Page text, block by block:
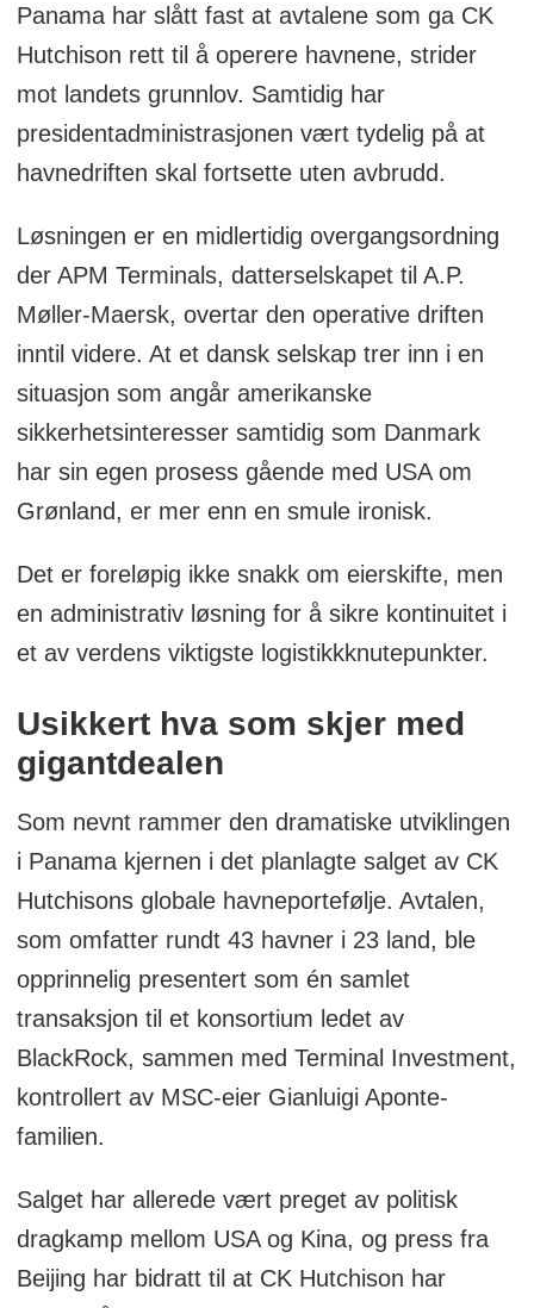
Panama har slått fast at avtalene som ga CK
Hutchison rett til å operere havnene, strider
mot landets grunnlov. Samtidig har
presidentadministrasjonen vært tydelig på at
havnedriften skal fortsette uten avbrudd.
Løsningen er en midlertidig overgangsordning
der APM Terminals, datterselskapet til A.P.
Møller-Maersk, overtar den operative driften
inntil videre. At et dansk selskap trer inn i en
situasjon som angår amerikanske
sikkerhetsinteresser samtidig som Danmark
har sin egen prosess gående med USA om
Grønland, er mer enn en smule ironisk.
Det er foreløpig ikke snakk om eierskifte, men
en administrativ løsning for å sikre kontinuitet i
et av verdens viktigste logistikkknutepunkter.
Usikkert hva som skjer med
gigantdealen
Som nevnt rammer den dramatiske utviklingen
i Panama kjernen i det planlagte salget av CK
Hutchisons globale havneportefølje. Avtalen,
som omfatter rundt 43 havner i 23 land, ble
opprinnelig presentert som én samlet
transaksjon til et konsortium ledet av
BlackRock, sammen med Terminal Investment,
kontrollert av MSC-eier Gianluigi Aponte-
familien.
Salget har allerede vært preget av politisk
dragkamp mellom USA og Kina, og press fra
Beijing har bidratt til at CK Hutchison har